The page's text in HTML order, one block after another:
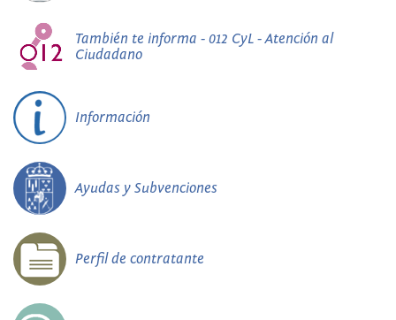
También te informa - 012 CyL - Atención al
Ciudadano
Información
Ayudas y Subvenciones
Perfil de contratante